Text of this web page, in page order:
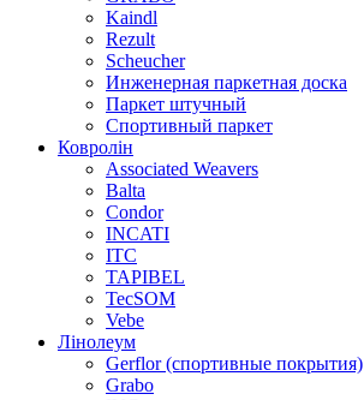
Kaindl
Rezult
Scheucher
Инженерная паркетная доска
Паркет штучный
Спортивный паркет
Ковролін
Associated Weavers
Balta
Condor
INCATI
ITC
TAPIBEL
TecSOM
Vebe
Лінолеум
Gerflor (спортивные покрытия)
Grabo